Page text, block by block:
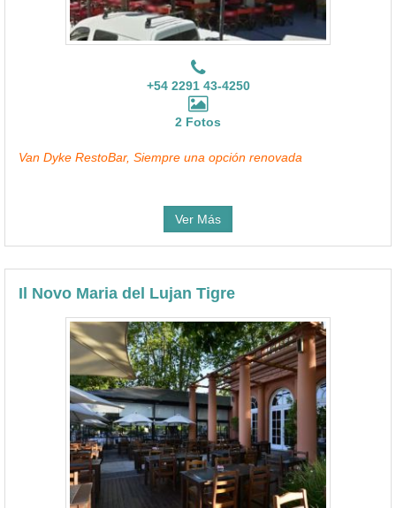
+54 2291 43-4250
2 Fotos
Van Dyke RestoBar, Siempre una opción renovada
Ver Más
Il Novo Maria del Lujan Tigre